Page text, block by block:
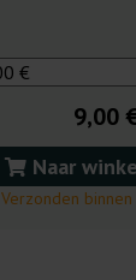
9,00
Naar
Verzonden